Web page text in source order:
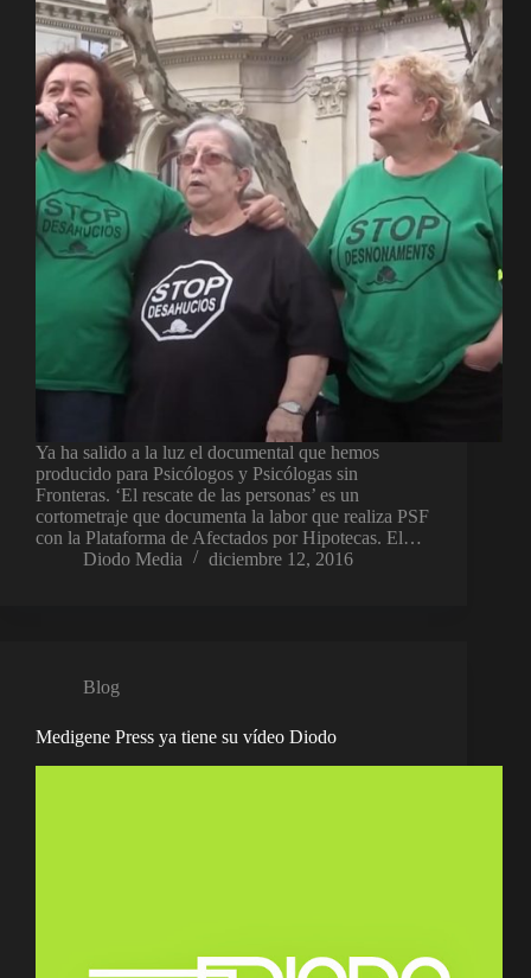
Ya ha salido a la luz el documental que hemos
producido para Psicólogos y Psicólogas sin
Fronteras. ‘El rescate de las personas’ es un
cortometraje que documenta la labor que realiza PSF
con la Plataforma de Afectados por Hipotecas. El…
Diodo Media
diciembre 12, 2016
Blog
Medigene Press ya tiene su vídeo Diodo